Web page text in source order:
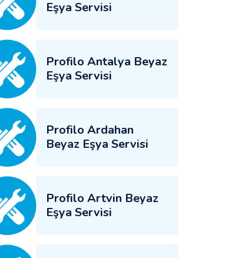
Eşya Servisi
Profilo Antalya Beyaz
Eşya Servisi
Profilo Ardahan
Beyaz Eşya Servisi
Profilo Artvin Beyaz
Eşya Servisi